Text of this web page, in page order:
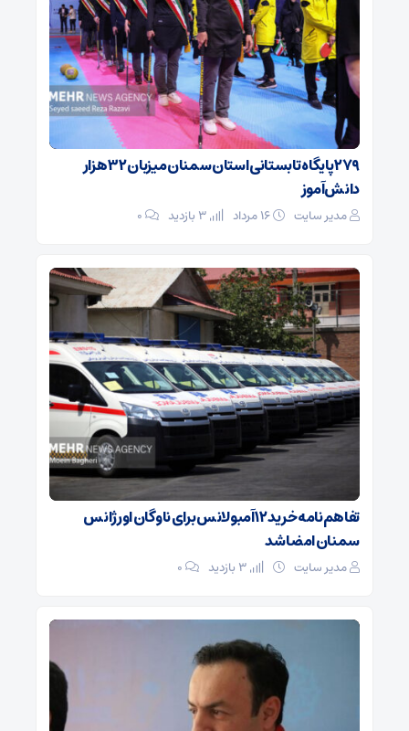
۲۷۹ پایگاه تابستانی استان سمنان میزبان ۳۲ هزار
دانش‌آموز
مدیر سایت ۰
تفاهم‌نامه خرید ۱۲ آمبولانس برای ناوگان اورژانس
سمنان امضا شد
مدیر سایت ۰